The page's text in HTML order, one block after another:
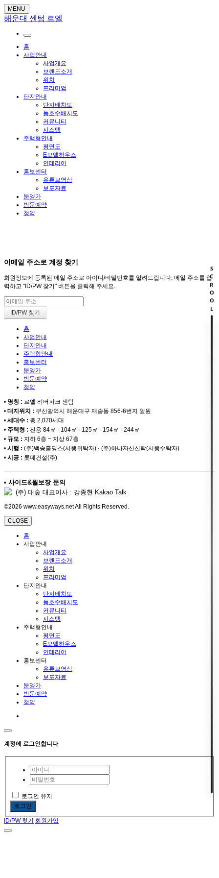
MENU
해운대 센텀 르엘
홈
사업안내
사업개요
브랜드소개
위치
프리미엄
단지안내
단지배치도
동호수배치도
커뮤니티
시스템
주택형안내
평면도
E모델하우스
인테리어
홍보센터
유튜브영상
보도자료
분양가
방문예약
청약
이메일 주소로 계정 찾기
회원정보에 등록된 메일 주소로 아이디/비밀번호를 알려드립니다. 메일 주소를 입
력하고 "ID/PW 찾기" 버튼을 클릭해 주세요.
홈
사업안내
단지안내
주택형안내
홍보센터
분양가
방문예약
청약
• 명칭 : 르엘 리버파크 센텀
• 대지위치 : 부산광역시 해운대구 재송동 856-6번지 일원
• 세대수 : 총 2,070세대
• 주택형 : 전용 84㎡ · 104㎡ · 125㎡ · 154㎡ · 244㎡
• 규모 : 지하 6층 ~ 지상 67층
• 시행 : (주)백송홀딩스(시행위탁자) · (주)하나자산신탁(시행수탁자)
• 시공 : 롯데건설(주)
• 사이드&월보장 문의
(주) 대숲 대표이사 : 강종현 Kakao Talk
©2026 www.easyways.net All Rights Reserved.
CLOSE
홈
사업안내
사업개요
브랜드소개
위치
프리미엄
단지안내
단지배치도
동호수배치도
커뮤니티
시스템
주택형안내
평면도
E모델하우스
인테리어
홍보센터
유튜브영상
보도자료
분양가
방문예약
청약
계정에 로그인합니다
로그인 유지
로그인
ID/PW 찾기 회원가입
SCROOL